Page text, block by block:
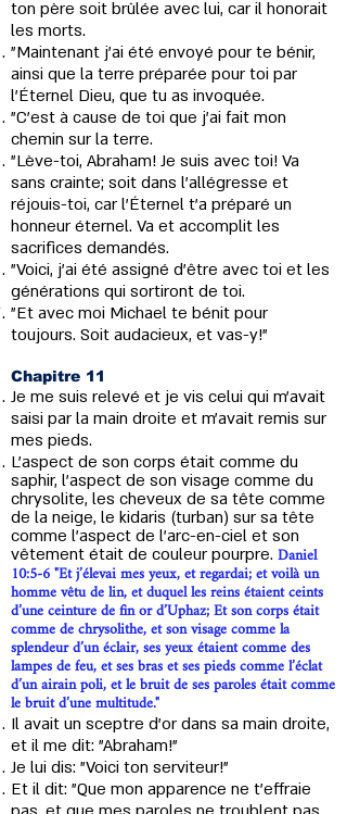
ton père soit brûlée avec lui, car il honorait
les morts.
"Maintenant j’ai été envoyé pour te bénir,
ainsi que la terre préparée pour toi par
l’Éternel Dieu, que tu as invoquée.
"C’est à cause de toi que j’ai fait mon
chemin sur la terre.
"Lève-toi, Abraham! Je suis avec toi! Va
sans crainte; soit dans l'allégresse et
réjouis-toi, car l’Éternel t’a préparé un
honneur éternel. Va et accomplit les
sacrifices demandés.
"Voici, j’ai été assigné d'être avec toi et les
générations qui sortiront de toi.
"Et avec moi Michael te bénit pour
toujours. Soit audacieux, et vas-y!"
Chapitre 11
Je me suis relevé et je vis celui qui m’avait
saisi par la main droite et m’avait remis sur
mes pieds.
L’aspect de son corps était comme du
saphir, l’aspect de son visage comme du
chrysolite, les cheveux de sa tête comme
de la neige, le kidaris (turban) sur sa tête
comme l’aspect de l’arc-en-ciel et son
vêtement était de couleur pourpre. Daniel
10:5-6 "Et j’élevai mes yeux, et regardai; et voilà un
homme vêtu de lin, et duquel les reins étaient ceints
d’une ceinture de fin or d’Uphaz; Et son corps était
comme de chrysolithe, et son visage comme la
splendeur d’un éclair, ses yeux étaient comme des
lampes de feu, et ses bras et ses pieds comme l’éclat
d’un airain poli, et le bruit de ses paroles était comme
le bruit d’une multitude."
Il avait un sceptre d’or dans sa main droite,
et il me dit: "Abraham!"
Je lui dis: "Voici ton serviteur!"
Et il dit: "Que mon apparence ne t’effraie